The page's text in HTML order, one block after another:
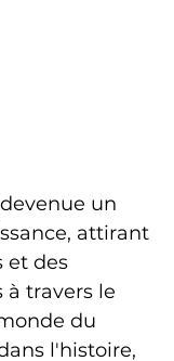
un
attirant
et des
à travers le
du
l'histoire,